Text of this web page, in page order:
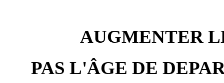
AUGMENTER
PAS L'ÂGE DE